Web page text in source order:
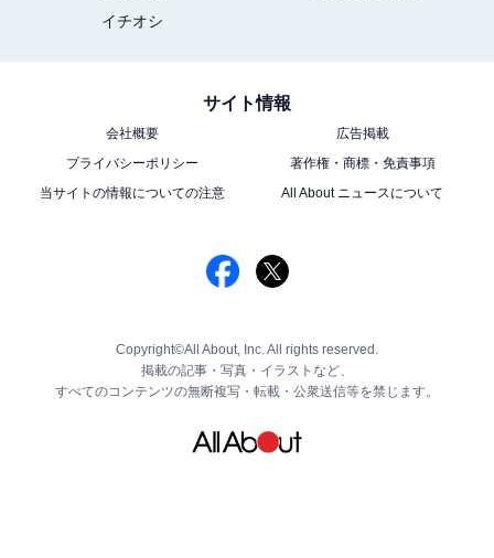
イチオシ
サイト情報
会社概要
広告掲載
プライバシーポリシー
著作権・商標・免責事項
当サイトの情報についての注意
All About ニュースについて
Copyright©All About, Inc. All rights reserved.
掲載の記事・写真・イラストなど、
すべてのコンテンツの無断複写・転載・公衆送信等を禁じます。